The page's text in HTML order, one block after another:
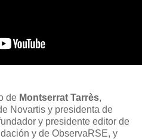
de Montserrat Tarrès,
Novartis y presidenta de
y presidente editor de
y de ObservaRSE, y